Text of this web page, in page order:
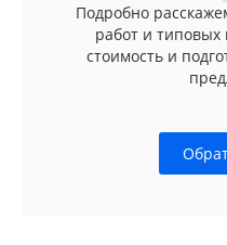
Подробно
работ и типовых
стоимость и